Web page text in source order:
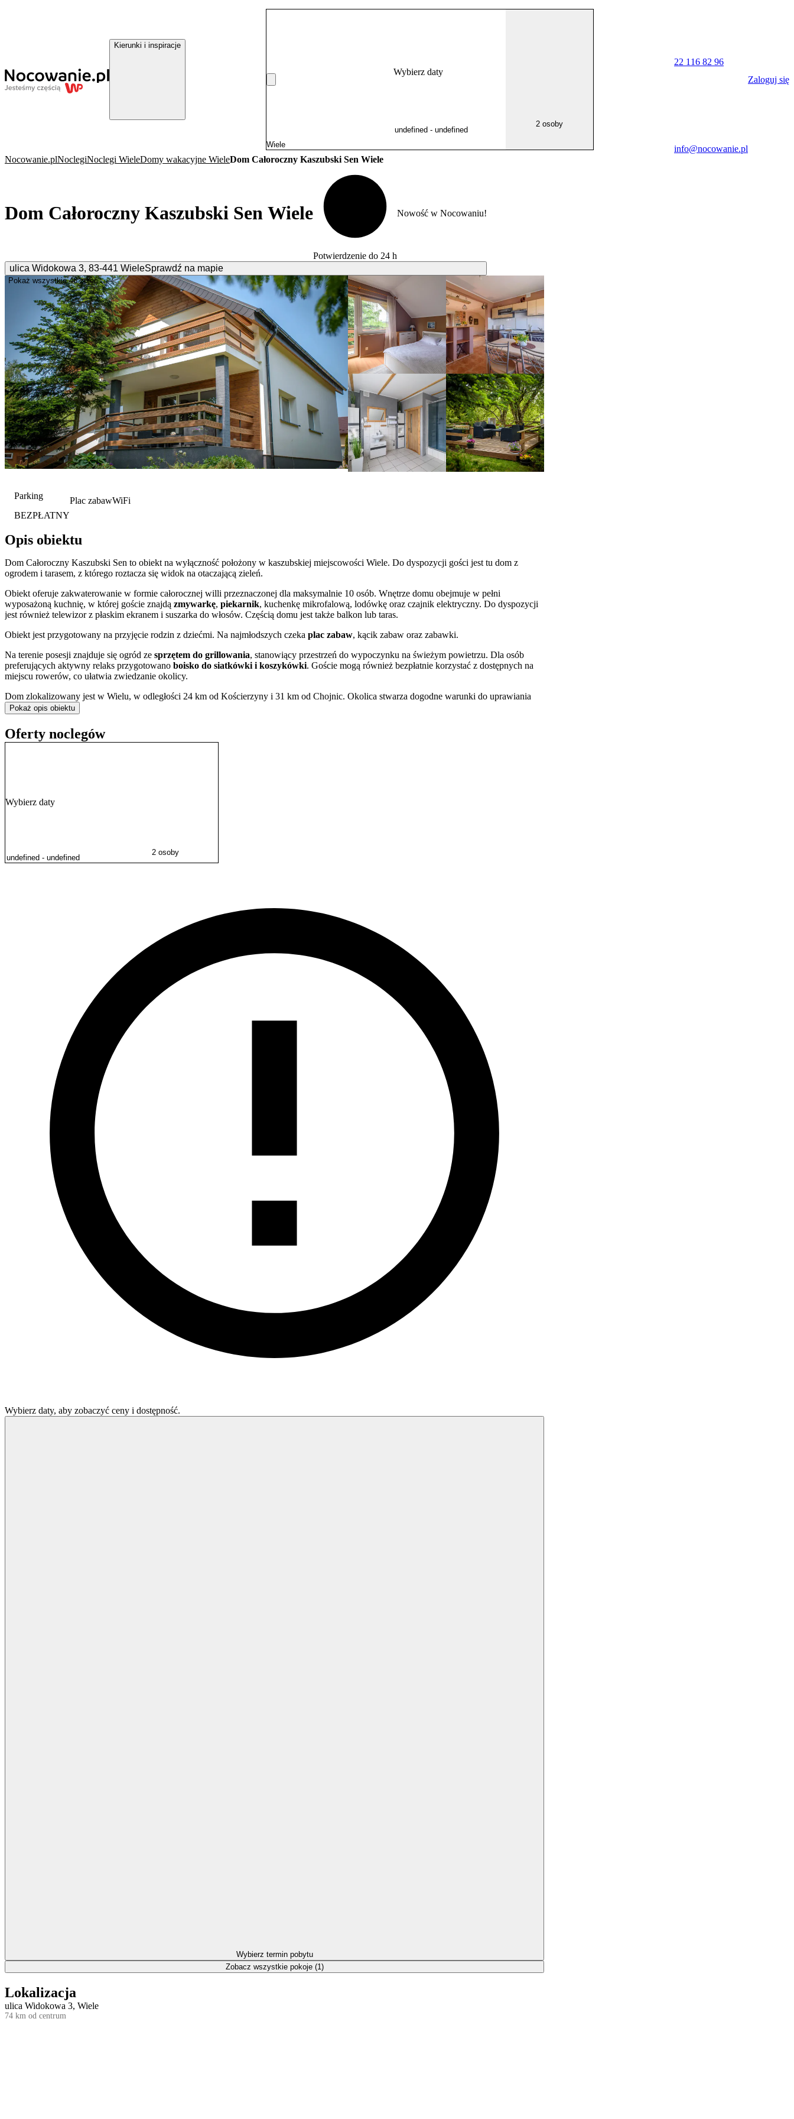
Kierunki i inspiracje
Wybierz daty
2 osoby
22 116 82 96
info@nocowanie.pl
Zaloguj się
Nocowanie.plNoclegiNoclegi WieleDomy wakacyjne WieleDom Całoroczny Kaszubski Sen Wiele
Dom Całoroczny Kaszubski Sen Wiele
Potwierdzenie do 24 h
Nowość w Nocowaniu!
ulica Widokowa 3, 83-441 WieleSprawdź na mapie
Pokaż wszystkie 46 zdjęć
Parking
BEZPŁATNY
Plac zabawWiFi
Opis obiektu
Dom Całoroczny Kaszubski Sen to obiekt na wyłączność położony w kaszubskiej miejscowości Wiele. Do dyspozycji gości jest tu dom z
ogrodem i tarasem, z którego roztacza się widok na otaczającą zieleń.
Obiekt oferuje zakwaterowanie w formie całorocznej willi przeznaczonej dla maksymalnie 10 osób. Wnętrze domu obejmuje w pełni
wyposażoną kuchnię, w której goście znajdą zmywarkę, piekarnik, kuchenkę mikrofalową, lodówkę oraz czajnik elektryczny. Do dyspozycji
jest również telewizor z płaskim ekranem i suszarka do włosów. Częścią domu jest także balkon lub taras.
Obiekt jest przygotowany na przyjęcie rodzin z dziećmi. Na najmłodszych czeka plac zabaw, kącik zabaw oraz zabawki.
Na terenie posesji znajduje się ogród ze sprzętem do grillowania, stanowiący przestrzeń do wypoczynku na świeżym powietrzu. Dla osób
preferujących aktywny relaks przygotowano boisko do siatkówki i koszykówki. Goście mogą również bezpłatnie korzystać z dostępnych na
miejscu rowerów, co ułatwia zwiedzanie okolicy.
Dom zlokalizowany jest w Wielu, w odległości 24 km od Kościerzyny i 31 km od Chojnic. Okolica stwarza dogodne warunki do uprawiania
turystyki rowerowej, wędkarstwa oraz jazdy konnej. Bliskość natury i liczne trasy sprzyjają aktywnemu spędzaniu czasu.
Goście mają zapewniony dostęp do bezpłatnego
Pokaż opis obiektu
Lokalizacja
ulica Widokowa 3, Wiele
74 km od centrum
Oferty noclegów
Wybierz daty
2 osoby
Wybierz daty, aby zobaczyć ceny i dostępność.
Wybierz termin pobytu
Zobacz wszystkie pokoje (1)